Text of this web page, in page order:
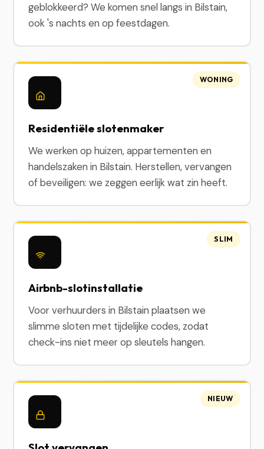
geblokkeerd? We komen snel langs in Bilstain,
ook 's nachts en op feestdagen.
Residentiële slotenmaker
We werken op huizen, appartementen en
handelszaken in Bilstain. Herstellen, vervangen
of beveiligen: we zeggen eerlijk wat zin heeft.
WONING
Airbnb-slotinstallatie
Voor verhuurders in Bilstain plaatsen we
slimme sloten met tijdelijke codes, zodat
check-ins niet meer op sleutels hangen.
SLIM
NIEUW